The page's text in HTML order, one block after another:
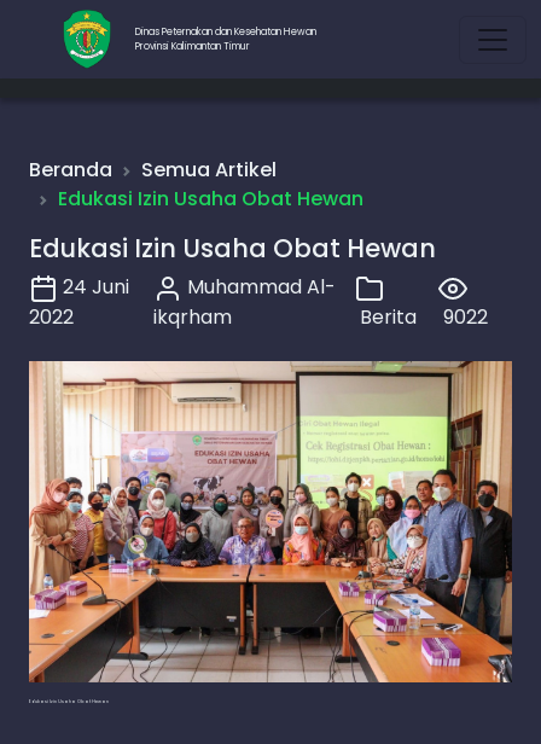
Dinas Peternakan dan Kesehatan Hewan
Provinsi Kalimantan Timur
Beranda
Semua Artikel
Edukasi Izin Usaha Obat Hewan
Edukasi Izin Usaha Obat Hewan
24 Juni
2022
Muhammad Al-
ikqrham
Berita 9022
Edukasi Izin Usaha Obat Hewan